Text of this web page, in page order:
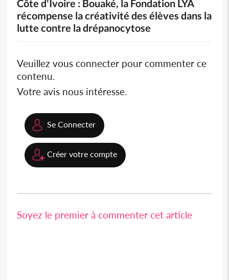
Côte d'Ivoire : Bouaké, la Fondation LYA
récompense la créativité des élèves dans la
lutte contre la drépanocytose
Veuillez vous connecter pour commenter ce
contenu.
Votre avis nous intéresse.
Se Connecter
Créer votre compte
Soyez le premier à commenter cet article